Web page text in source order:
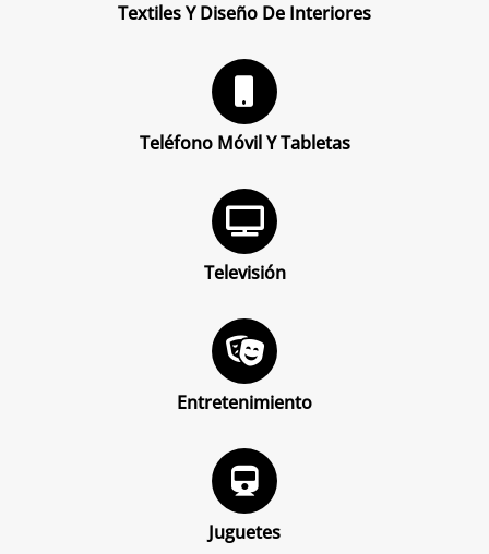
Textiles Y Diseño De Interiores
Teléfono Móvil Y Tabletas
Televisión
Entretenimiento
Juguetes